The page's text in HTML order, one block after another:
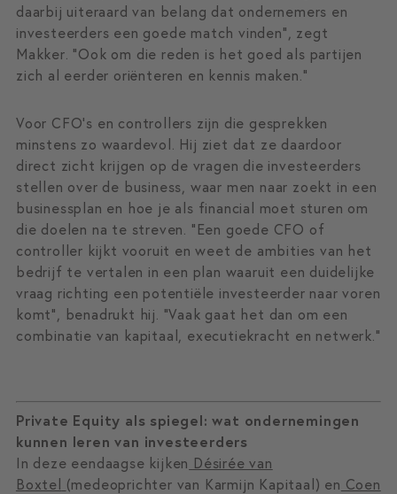
daarbij uiteraard van belang dat ondernemers en
investeerders een goede match vinden”, zegt
Makker. “Ook om die reden is het goed als partijen
zich al eerder oriënteren en kennis maken.”
Voor CFO’s en controllers zijn die gesprekken
minstens zo waardevol. Hij ziet dat ze daardoor
direct zicht krijgen op de vragen die investeerders
stellen over de business, waar men naar zoekt in een
businessplan en hoe je als financial moet sturen om
die doelen na te streven. “Een goede CFO of
controller kijkt vooruit en weet de ambities van het
bedrijf te vertalen in een plan waaruit een duidelijke
vraag richting een potentiële investeerder naar voren
komt”, benadrukt hij. “Vaak gaat het dan om een
combinatie van kapitaal, executiekracht en netwerk.”
Private Equity als spiegel: wat ondernemingen
kunnen leren van investeerders
In deze eendaagse kijken Désirée van
Boxtel (medeoprichter van Karmijn Kapitaal) en Coen